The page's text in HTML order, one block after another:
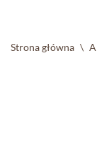
Strona główna \